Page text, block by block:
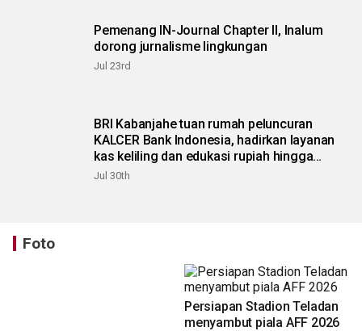
Pemenang IN-Journal Chapter II, Inalum
dorong jurnalisme lingkungan
Jul 23rd
BRI Kabanjahe tuan rumah peluncuran
KALCER Bank Indonesia, hadirkan layanan
kas keliling dan edukasi rupiah hingga
pelosok Karo
Jul 30th
Foto
Persiapan Stadion Teladan
menyambut piala AFF 2026